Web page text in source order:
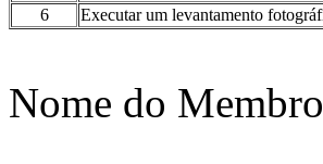
6
Executar um levantamento
Nome do